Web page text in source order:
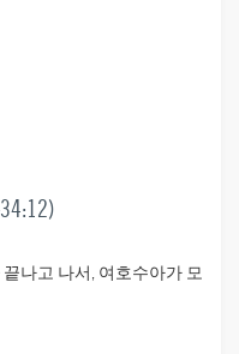
나고 나서, 여호수아가 모